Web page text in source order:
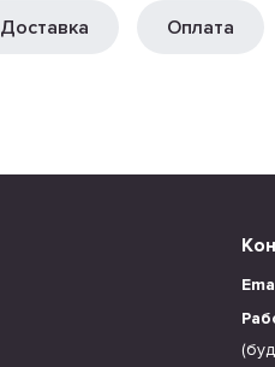
Доставка Оплата